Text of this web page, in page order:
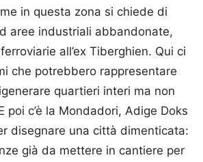
in questa zona si chiede di
aree industriali abbandonate,
all’ex Tiberghien. Qui ci
che potrebbero rappresentare
quartieri interi ma non
poi c’è la Mondadori, Adige Doks
disegnare una città dimenticata:
già da mettere in cantiere per